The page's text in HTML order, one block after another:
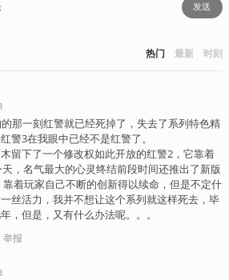
发送
热门 最新 时刻
那一刻红警就已经死掉了，失去了系列特色精
警3在我眼中已经不是红警了。
留下了一个修改权如此开放的红警2，它靠着
，名气最大的心灵终结前段时间还推出了新版
着玩家自己不断的创新得以续命，但是不定什
丝活力，我并不想让这个系列就这样死去，毕
，但是，又有什么办法呢。。。
举报